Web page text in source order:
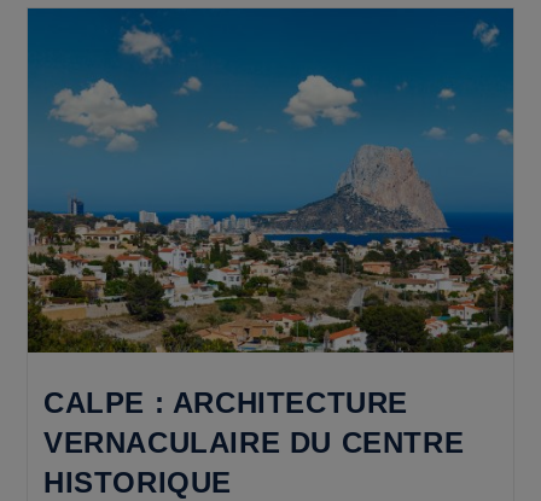
CALPE : ARCHITECTURE
VERNACULAIRE DU CENTRE
HISTORIQUE